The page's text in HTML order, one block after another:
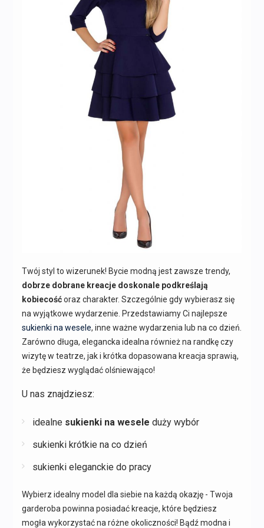
Twój styl to wizerunek! Bycie modną jest zawsze trendy,
dobrze dobrane kreacje doskonale podkreślają
kobiecośćoraz charakter. Szczególnie gdy wybierasz się
na wyjątkowe wydarzenie. Przedstawiamy Ci najlepsze
sukienki na wesele, inne ważne wydarzenia lub na co dzień.
Zarówno długa, elegancka idealna również na randkę czy
wizytę w teatrze, jak i krótka dopasowana kreacja sprawią,
że będziesz wyglądać olśniewająco!
U nas znajdziesz:
idealne sukienki na wesele duży wybór
sukienki krótkie na co dzień
sukienki eleganckie do pracy
Wybierz idealny model dla siebie na każdą okazję - Twoja
garderoba powinna posiadać kreacje, które będziesz
mogła wykorzystać na różne okoliczności! Bądź modna i